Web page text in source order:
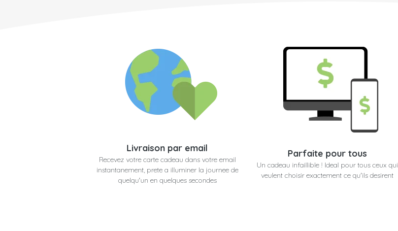
Livraison par email
Recevez votre carte cadeau dans votre email
instantanement, prete a illuminer la journee de
quelqu'un en quelques secondes
Parfaite pour tous
Un cadeau infaillible ! Ideal pour tous ceux qui
veulent choisir exactement ce qu'ils desirent